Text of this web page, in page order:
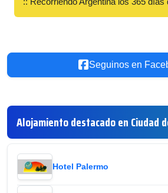
Seguinos en
Alojamiento destacado en Ciudad
Hotel Palermo